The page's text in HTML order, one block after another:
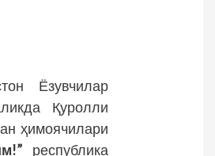
Ёзувчилар
Қуролли
ҳимоячилари
республика